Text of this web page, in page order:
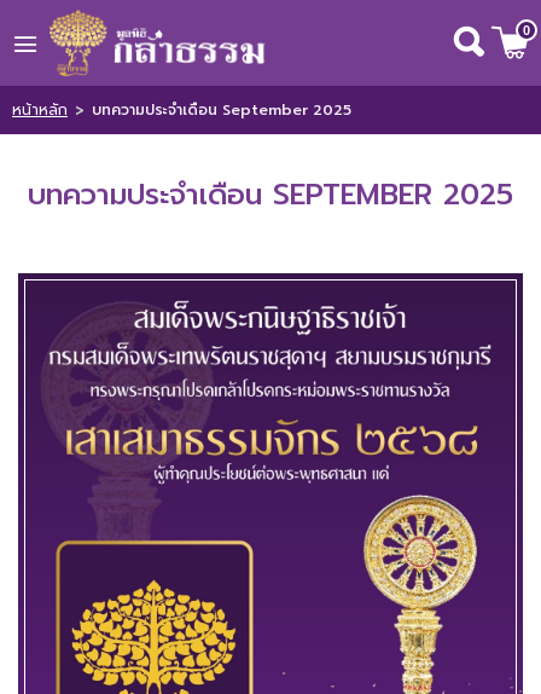
Wishlist( 0 )
หน้าหลัก
ข่าวสารและกิจกรรม
0
หน้าหลัก > บทความประจำเดือน September 2025
บทความประจำเดือน SEPTEMBER 2025